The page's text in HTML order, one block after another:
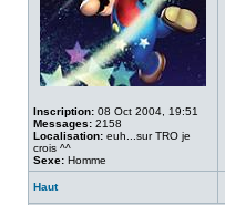
Inscription: 08 Oct 2004, 19:51
Messages: 2158
Localisation: euh...sur TRO je
crois ^^
Sexe: Homme
Haut